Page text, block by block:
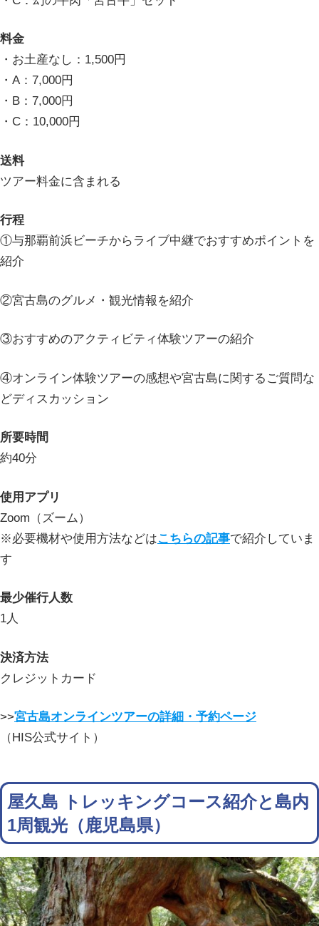
料金
・お土産なし：1,500円
・A：7,000円
・B：7,000円
・C：10,000円
送料
ツアー料金に含まれる
行程
①与那覇前浜ビーチからライブ中継でおすすめポイントを
紹介
②宮古島のグルメ・観光情報を紹介
③おすすめのアクティビティ体験ツアーの紹介
④オンライン体験ツアーの感想や宮古島に関するご質問な
どディスカッション
所要時間
約40分
使用アプリ
Zoom（ズーム）
※必要機材や使用方法などはこちらの記事で紹介していま
す
最少催行人数
1人
決済方法
クレジットカード
>>宮古島オンラインツアーの詳細・予約ページ
（HIS公式サイト）
屋久島 トレッキングコース紹介と島内
1周観光（鹿児島県）